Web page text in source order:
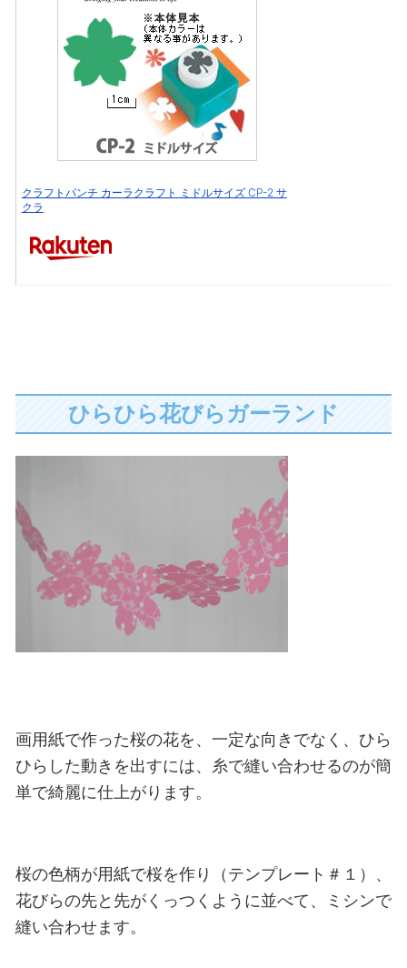
クラフトパンチ カーラクラフト ミドルサイズ CP-2 サ
クラ
ひらひら花びらガーランド
画用紙で作った桜の花を、一定な向きでなく、ひら
ひらした動きを出すには、糸で縫い合わせるのが簡
単で綺麗に仕上がります。
桜の色柄が用紙で桜を作り（テンプレート＃１）、
花びらの先と先がくっつくように並べて、ミシンで
縫い合わせます。